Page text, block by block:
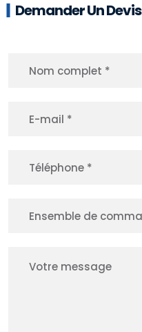
Demander Un Devis